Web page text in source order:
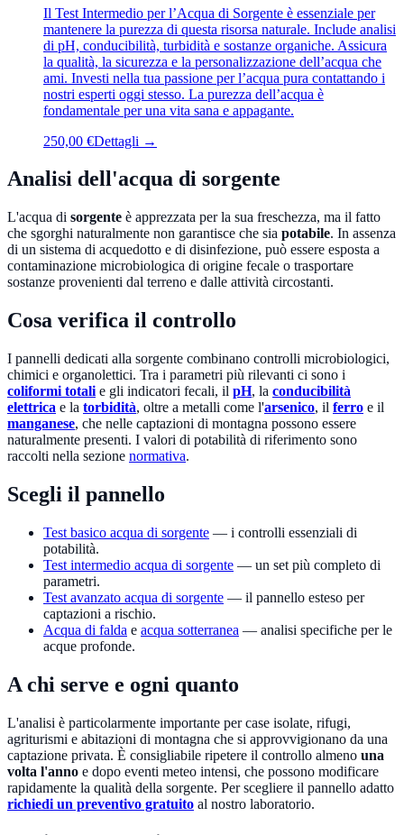
Il Test Intermedio per l’Acqua di Sorgente è essenziale per
mantenere la purezza di questa risorsa naturale. Include analisi
di pH, conducibilità, turbidità e sostanze organiche. Assicura
la qualità, la sicurezza e la personalizzazione dell’acqua che
ami. Investi nella tua passione per l’acqua pura contattando i
nostri esperti oggi stesso. La purezza dell’acqua è
fondamentale per una vita sana e appagante.
250,00 €Dettagli →
Analisi dell'acqua di sorgente
L'acqua di sorgente è apprezzata per la sua freschezza, ma il fatto
che sgorghi naturalmente non garantisce che sia potabile. In assenza
di un sistema di acquedotto e di disinfezione, può essere esposta a
contaminazione microbiologica di origine fecale o trasportare
sostanze provenienti dal terreno e dalle attività circostanti.
Cosa verifica il controllo
I pannelli dedicati alla sorgente combinano controlli microbiologici,
chimici e organolettici. Tra i parametri più rilevanti ci sono i
coliformi totali e gli indicatori fecali, il pH, la conducibilità
elettrica e la torbidità, oltre a metalli come l'arsenico, il ferro e il
manganese, che nelle captazioni di montagna possono essere
naturalmente presenti. I valori di potabilità di riferimento sono
raccolti nella sezione normativa.
Scegli il pannello
Test basico acqua di sorgente — i controlli essenziali di
potabilità.
Test intermedio acqua di sorgente — un set più completo di
parametri.
Test avanzato acqua di sorgente — il pannello esteso per
captazioni a rischio.
Acqua di falda e acqua sotterranea — analisi specifiche per le
acque profonde.
A chi serve e ogni quanto
L'analisi è particolarmente importante per case isolate, rifugi,
agriturismi e abitazioni di montagna che si approvvigionano da una
captazione privata. È consigliabile ripetere il controllo almeno una
volta l'anno e dopo eventi meteo intensi, che possono modificare
rapidamente la qualità della sorgente. Per scegliere il pannello adatto
richiedi un preventivo gratuito al nostro laboratorio.